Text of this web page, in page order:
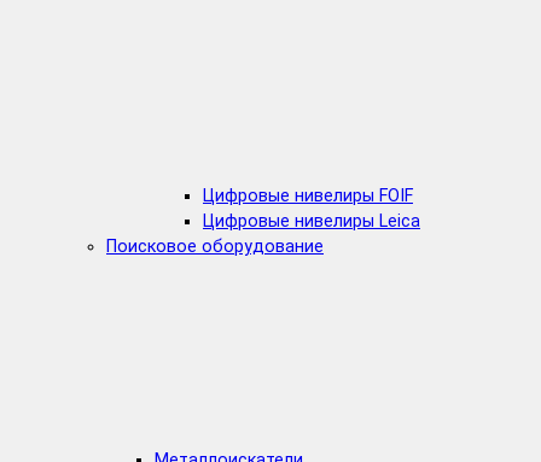
Цифровые нивелиры FOIF
Цифровые нивелиры Leica
Поисковое оборудование